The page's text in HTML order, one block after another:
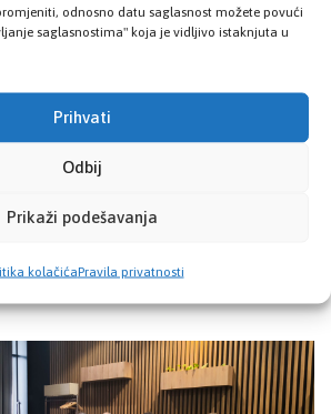
odnosno datu saglasnost možete povući
saglasnostima" koja je vidljivo istaknjuta u
Prihvati
Odbij
Prikaži podešavanja
kolačićaPravila privatnosti